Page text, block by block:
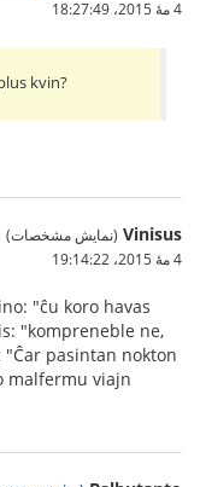
4 مهٔ 2015،‏ 18:27:49
kvin?
Vinisus (نمایش مشخصات)
4 مهٔ 2015،‏ 19:14:22
"ĉu koro havas
"kompreneble ne,
"Ĉar pasintan nokton
malfermu viajn